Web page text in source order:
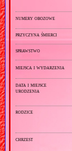
numery obozowe
przyczyna śmierci
sprawstwo
miejsca i wydarzenia
data i miejsce
urodzenia
rodzice
chrzest